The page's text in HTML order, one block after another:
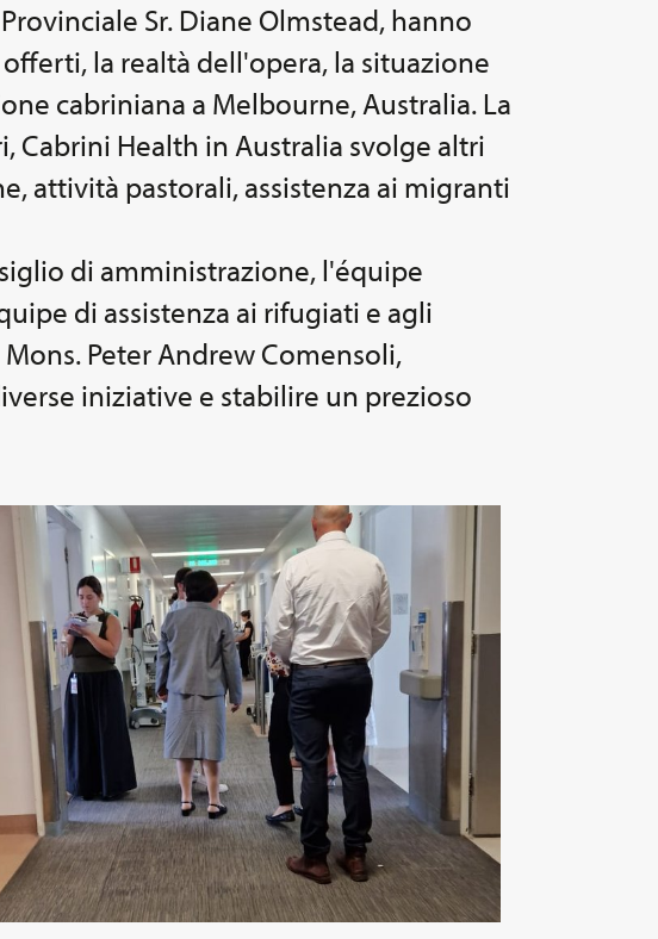
Sr. Diane Olmstead, hanno
la realtà dell'opera, la situazione
cabriniana a Melbourne, Australia. La
Cabrini Health in Australia svolge altri
attività pastorali, assistenza ai migranti
di amministrazione, l'équipe
di assistenza ai rifugiati e agli
Peter Andrew Comensoli,
iniziative e stabilire un prezioso